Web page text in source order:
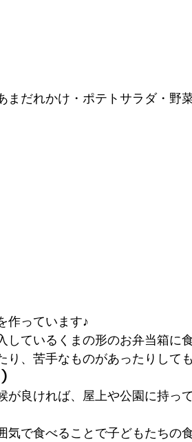
まだれかけ・ポテトサラダ・野
作っています♪
しているくまの形のお弁当箱に
り、苦手なものがあったりして
が良ければ、屋上や公園に持っ
気で食べることで子どもたちの